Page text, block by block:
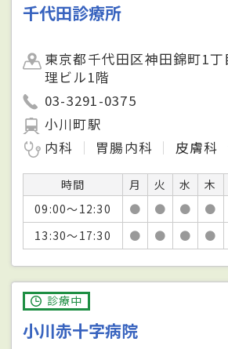
千代田診療所
東京都千代田区神田錦町1
理ビル1階
03-3291-0375
小川町駅
内科
胃腸内科 皮膚科
時間 月 火 水 木
09:00～12:30
● ● ● ●
13:30～17:30
● ● ● ●
診療中
小川赤十字病院